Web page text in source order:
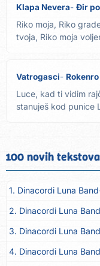
Klapa Nevera Đir
Riko moja, Riko
tvoja, Riko moja
Vatrogasci Rokenro
Luce, kad ti vidim
stanuješ kod punice
100 novih tekstova
1. Dinacordi Luna Band
2. Dinacordi Luna Band
3. Dinacordi Luna Band
4. Dinacordi Luna Band